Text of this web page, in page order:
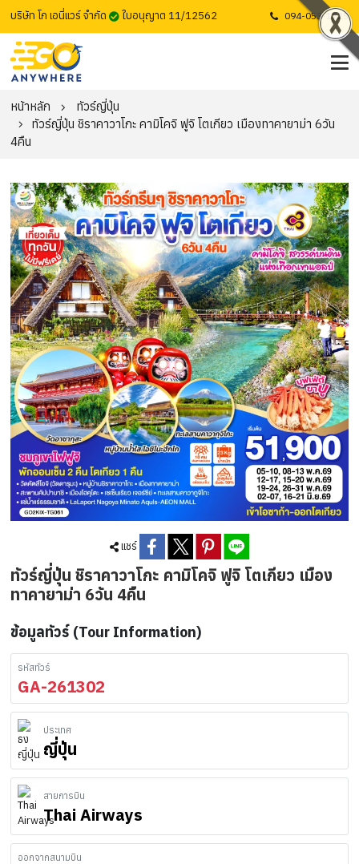
บริษัท โก เอนี่แวร์ จำกัด ใบอนุญาต 11/12562 094-053-1725
หน้าหลัก
ทัวร์ญี่ปุ่น
ทัวร์ญี่ปุ่น ชิราคาวาโกะ คามิโคจิ ฟูจิ โตเกียว เมืองทาคายาม่า 6วัน
4คืน
แชร์
ทัวร์ญี่ปุ่น ชิราคาวาโกะ คามิโคจิ ฟูจิ โตเกียว เมือง
ทาคายาม่า 6วัน 4คืน
ข้อมูลทัวร์ (Tour Information)
รหัสทัวร์
GA-261302
ประเทศ
ญี่ปุ่น
สายการบิน
Thai Airways
ออกจากสนามบิน